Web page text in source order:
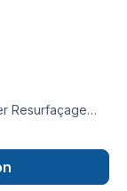
réalisations, son
de nos clients.
Resurfaçage
en bois et